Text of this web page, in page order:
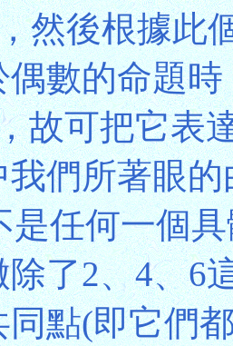
然後根據此
數的命題
故可把它表
們所著眼
是任何一個
了2、4、6
點(即它們